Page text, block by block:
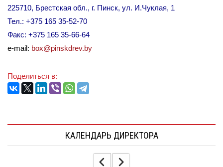
225710, Брестская обл., г. Пинск, ул. И.Чуклая, 1
Тел.: +375 165 35-52-70
Факс: +375 165 35-66-64
e-mail: box@pinskdrev.by
Поделиться в:
КАЛЕНДАРЬ ДИРЕКТОРА